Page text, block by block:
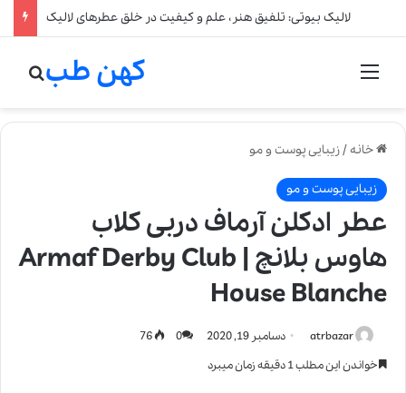
لالیک بیوتی: تلفیق هنر، علم و کیفیت در خلق عطرهای لالیک
منو کهن طب
خانه/زیبایی پوست و مو
زیبایی پوست و مو
عطر ادکلن آرماف دربی کلاب
هاوس بلانچ | Armaf Derby Club
House Blanche
atrbazar دسامبر 19, 2020 0
خواندن این مطلب 1 دقیقه زمان میبرد